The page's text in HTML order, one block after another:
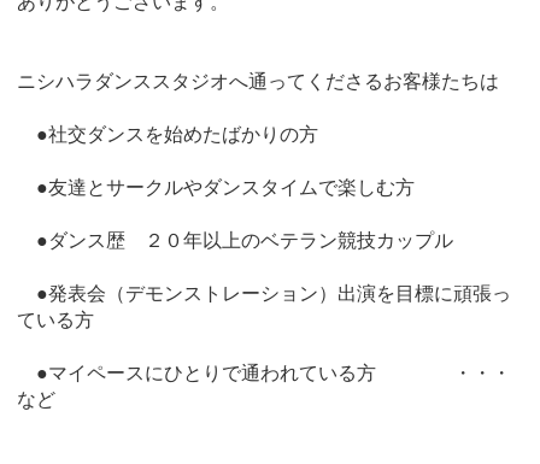
ニシハラダンススタジオへ通ってくださるお客様たちは
●社交ダンスを始めたばかりの方
●友達とサークルやダンスタイムで楽しむ方
●ダンス歴 ２０年以上のベテラン競技カップル
●発表会（デモンストレーション）出演を目標に頑張っ
ている方
●マイペースにひとりで通われている方 ・・・
など